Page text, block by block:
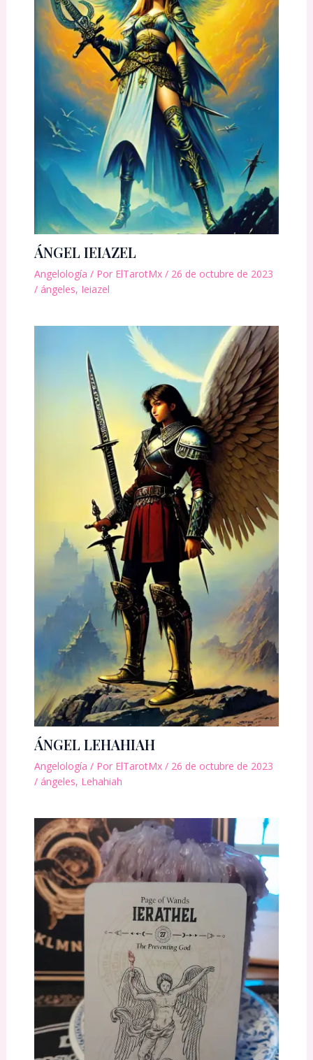
ÁNGEL IEIAZEL
Angelología / Por ElTarotMx / 26 de octubre de 2023
/ ángeles, Ieiazel
ÁNGEL LEHAHIAH
Angelología / Por ElTarotMx / 26 de octubre de 2023
/ ángeles, Lehahiah